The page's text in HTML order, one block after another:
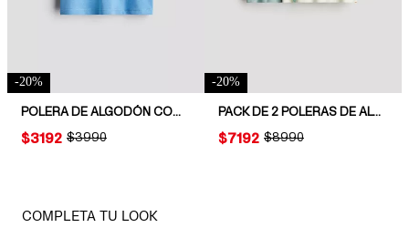
-20%
POLERA DE ALGODÓN CON ESTAMPADO
ORIGINAL PRICE:
$3990
PRICE:
$3192
-20%
PACK DE 2 POLERAS DE ALGODÓN
ORIGINAL PRICE:
$8990
PRICE:
$7192
COMPLETA TU LOOK